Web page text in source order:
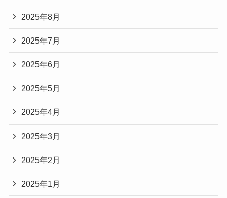
2025年8月
2025年7月
2025年6月
2025年5月
2025年4月
2025年3月
2025年2月
2025年1月